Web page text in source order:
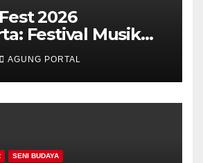
2026
Festival Musik
dan Kuliner
Rocket Arena
AGUNG PORTAL
SENI BUDAYA